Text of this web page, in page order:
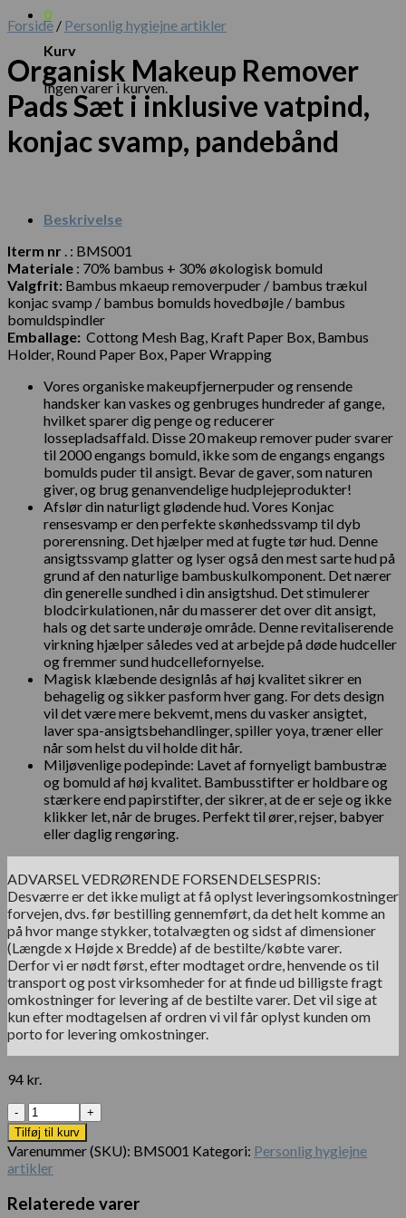
0
Kurv
Ingen varer i kurven.
Forside / Personlig hygiejne artikler
Organisk Makeup Remover
Pads Sæt i inklusive vatpind,
konjac svamp, pandebånd
Beskrivelse
Iterm nr . : BMS001
Materiale : 70% bambus + 30% økologisk bomuld
Valgfrit: Bambus mkaeup removerpuder / bambus trækul
konjac svamp / bambus bomulds hovedbøjle / bambus
bomuldspindler
Emballage: Cottong Mesh Bag, Kraft Paper Box, Bambus
Holder, Round Paper Box, Paper Wrapping
Vores organiske makeupfjernerpuder og rensende
handsker kan vaskes og genbruges hundreder af gange,
hvilket sparer dig penge og reducerer
lossepladsaffald. Disse 20 makeup remover puder svarer
til 2000 engangs bomuld, ikke som de engangs engangs
bomulds puder til ansigt. Bevar de gaver, som naturen
giver, og brug genanvendelige hudplejeprodukter!
Afslør din naturligt glødende hud. Vores Konjac
rensesvamp er den perfekte skønhedssvamp til dyb
porerensning. Det hjælper med at fugte tør hud. Denne
ansigtssvamp glatter og lyser også den mest sarte hud på
grund af den naturlige bambuskulkomponent. Det nærer
din generelle sundhed i din ansigtshud. Det stimulerer
blodcirkulationen, når du masserer det over dit ansigt,
hals og det sarte underøje område. Denne revitaliserende
virkning hjælper således ved at arbejde på døde hudceller
og fremmer sund hudcellefornyelse.
Magisk klæbende designlås af høj kvalitet sikrer en
behagelig og sikker pasform hver gang. For dets design
vil det være mere bekvemt, mens du vasker ansigtet,
laver spa-ansigtsbehandlinger, spiller yoya, træner eller
når som helst du vil holde dit hår.
Miljøvenlige podepinde: Lavet af fornyeligt bambustræ
og bomuld af høj kvalitet. Bambusstifter er holdbare og
stærkere end papirstifter, der sikrer, at de er seje og ikke
klikker let, når de bruges. Perfekt til ører, rejser, babyer
eller daglig rengøring.
ADVARSEL VEDRØRENDE FORSENDELSESPRIS:
Desværre er det ikke muligt at få oplyst leveringsomkostninger
forvejen, dvs. før bestilling gennemført, da det helt komme an
på hvor mange stykker, totalvægten og sidst af dimensioner
(Længde x Højde x Bredde) af de bestilte/købte varer.
Derfor vi er nødt først, efter modtaget ordre, henvende os til
transport og post virksomheder for at finde ud billigste fragt
omkostninger for levering af de bestilte varer. Det vil sige at
kun efter modtagelsen af ordren vi vil får oplyst kunden om
porto for levering omkostninger.
94 kr.
Antal
Tilføj til kurv
Varenummer (SKU): BMS001 Kategori: Personlig hygiejne
artikler
Relaterede varer